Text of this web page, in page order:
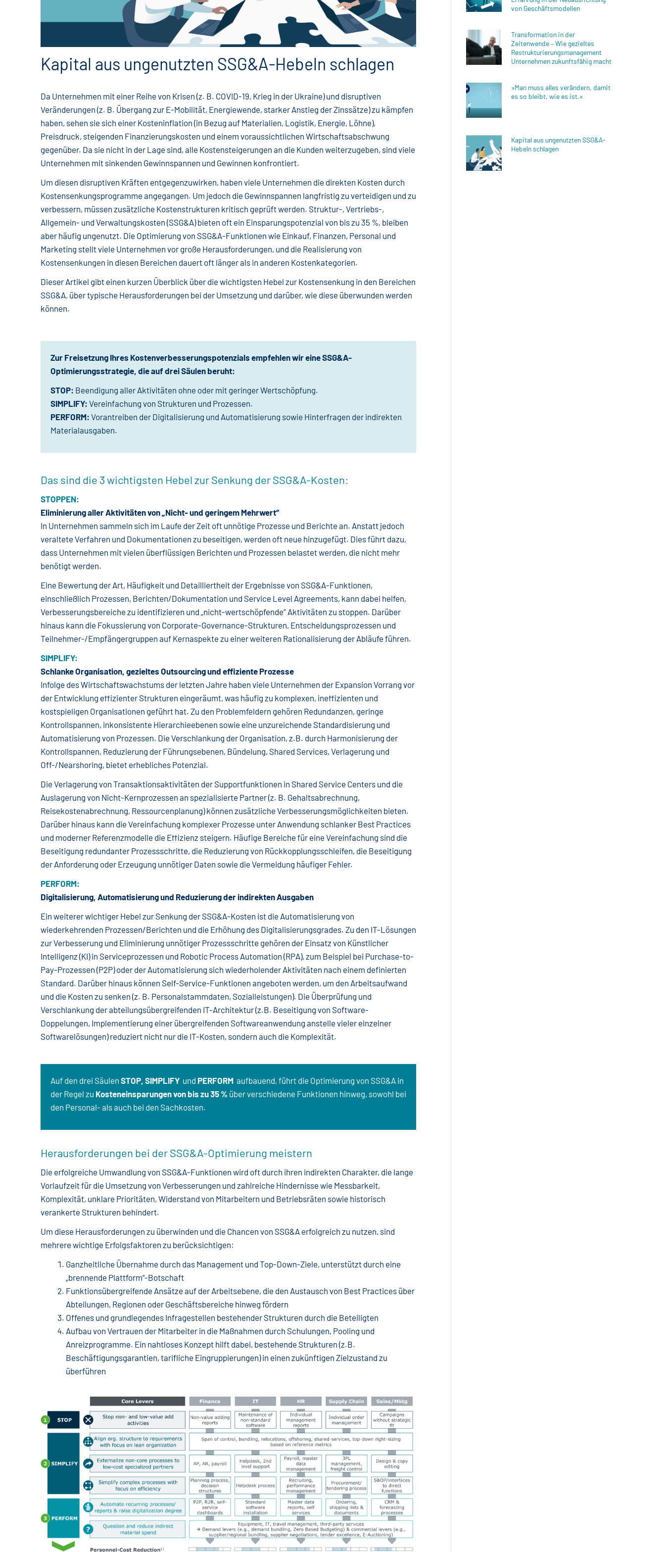
Kapital aus ungenutzten SSG&A-Hebeln schlagen
Da Unternehmen mit einer Reihe von Krisen (z. B. COVID-19, Krieg in der Ukraine) und disruptiven
Veränderungen (z. B. Übergang zur E-Mobilität, Energiewende, starker Anstieg der Zinssätze) zu kämpfen
haben, sehen sie sich einer Kosteninflation (in Bezug auf Materialien, Logistik, Energie, Löhne),
Preisdruck, steigenden Finanzierungskosten und einem voraussichtlichen Wirtschaftsabschwung
gegenüber. Da sie nicht in der Lage sind, alle Kostensteigerungen an die Kunden weiterzugeben, sind viele
Unternehmen mit sinkenden Gewinnspannen und Gewinnen konfrontiert.
Um diesen disruptiven Kräften entgegenzuwirken, haben viele Unternehmen die direkten Kosten durch
Kostensenkungsprogramme angegangen. Um jedoch die Gewinnspannen langfristig zu verteidigen und zu
verbessern, müssen zusätzliche Kostenstrukturen kritisch geprüft werden. Struktur-, Vertriebs-,
Allgemein- und Verwaltungskosten (SSG&A) bieten oft ein Einsparungspotenzial von bis zu 35 %, bleiben
aber häufig ungenutzt. Die Optimierung von SSG&A-Funktionen wie Einkauf, Finanzen, Personal und
Marketing stellt viele Unternehmen vor große Herausforderungen, und die Realisierung von
Kostensenkungen in diesen Bereichen dauert oft länger als in anderen Kostenkategorien.
Dieser Artikel gibt einen kurzen Überblick über die wichtigsten Hebel zur Kostensenkung in den Bereichen
SSG&A, über typische Herausforderungen bei der Umsetzung und darüber, wie diese überwunden werden
können.
Zur Freisetzung Ihres Kostenverbesserungspotenzials empfehlen wir eine SSG&A-
Optimierungsstrategie, die auf drei Säulen beruht:
STOP: Beendigung aller Aktivitäten ohne oder mit geringer Wertschöpfung.
SIMPLIFY: Vereinfachung von Strukturen und Prozessen.
PERFORM: Vorantreiben der Digitalisierung und Automatisierung sowie Hinterfragen der indirekten
Materialausgaben.
Das sind die 3 wichtigsten Hebel zur Senkung der SSG&A-Kosten:
STOPPEN:
Eliminierung aller Aktivitäten von „Nicht- und geringem Mehrwert“
In Unternehmen sammeln sich im Laufe der Zeit oft unnötige Prozesse und Berichte an. Anstatt jedoch
veraltete Verfahren und Dokumentationen zu beseitigen, werden oft neue hinzugefügt. Dies führt dazu,
dass Unternehmen mit vielen überflüssigen Berichten und Prozessen belastet werden, die nicht mehr
benötigt werden.
Eine Bewertung der Art, Häufigkeit und Detailliertheit der Ergebnisse von SSG&A-Funktionen,
einschließlich Prozessen, Berichten/Dokumentation und Service Level Agreements, kann dabei helfen,
Verbesserungsbereiche zu identifizieren und „nicht-wertschöpfende“ Aktivitäten zu stoppen. Darüber
hinaus kann die Fokussierung von Corporate-Governance-Strukturen, Entscheidungsprozessen und
Teilnehmer-/Empfängergruppen auf Kernaspekte zu einer weiteren Rationalisierung der Abläufe führen.
SIMPLIFY:
Schlanke Organisation, gezieltes Outsourcing und effiziente Prozesse
Infolge des Wirtschaftswachstums der letzten Jahre haben viele Unternehmen der Expansion Vorrang vor
der Entwicklung effizienter Strukturen eingeräumt, was häufig zu komplexen, ineffizienten und
kostspieligen Organisationen geführt hat. Zu den Problemfeldern gehören Redundanzen, geringe
Kontrollspannen, inkonsistente Hierarchieebenen sowie eine unzureichende Standardisierung und
Automatisierung von Prozessen. Die Verschlankung der Organisation, z.B. durch Harmonisierung der
Kontrollspannen, Reduzierung der Führungsebenen, Bündelung, Shared Services, Verlagerung und
Off-/Nearshoring, bietet erhebliches Potenzial.
Die Verlagerung von Transaktionsaktivitäten der Supportfunktionen in Shared Service Centers und die
Auslagerung von Nicht-Kernprozessen an spezialisierte Partner (z. B. Gehaltsabrechnung,
Reisekostenabrechnung, Ressourcenplanung) können zusätzliche Verbesserungsmöglichkeiten bieten.
Darüber hinaus kann die Vereinfachung komplexer Prozesse unter Anwendung schlanker Best Practices
und moderner Referenzmodelle die Effizienz steigern. Häufige Bereiche für eine Vereinfachung sind die
Beseitigung redundanter Prozessschritte, die Reduzierung von Rückkopplungsschleifen, die Beseitigung
der Anforderung oder Erzeugung unnötiger Daten sowie die Vermeidung häufiger Fehler.
PERFORM:
Digitalisierung, Automatisierung und Reduzierung der indirekten Ausgaben
Ein weiterer wichtiger Hebel zur Senkung der SSG&A-Kosten ist die Automatisierung von
wiederkehrenden Prozessen/Berichten und die Erhöhung des Digitalisierungsgrades. Zu den IT-Lösungen
zur Verbesserung und Eliminierung unnötiger Prozessschritte gehören der Einsatz von Künstlicher
Intelligenz (KI) in Serviceprozessen und Robotic Process Automation (RPA), zum Beispiel bei Purchase-to-
Pay-Prozessen (P2P) oder der Automatisierung sich wiederholender Aktivitäten nach einem definierten
Standard. Darüber hinaus können Self-Service-Funktionen angeboten werden, um den Arbeitsaufwand
und die Kosten zu senken (z. B. Personalstammdaten, Sozialleistungen). Die Überprüfung und
Verschlankung der abteilungsübergreifenden IT-Architektur (z.B. Beseitigung von Software-
Doppelungen, Implementierung einer übergreifenden Softwareanwendung anstelle vieler einzelner
Softwarelösungen) reduziert nicht nur die IT-Kosten, sondern auch die Komplexität.
Auf den drei Säulen STOP, SIMPLIFY und PERFORM aufbauend, führt die Optimierung von SSG&A in
der Regel zu Kosteneinsparungen von bis zu 35 % über verschiedene Funktionen hinweg, sowohl bei
den Personal- als auch bei den Sachkosten.
Herausforderungen bei der SSG&A-Optimierung meistern
Die erfolgreiche Umwandlung von SSG&A-Funktionen wird oft durch ihren indirekten Charakter, die lange
Vorlaufzeit für die Umsetzung von Verbesserungen und zahlreiche Hindernisse wie Messbarkeit,
Komplexität, unklare Prioritäten, Widerstand von Mitarbeitern und Betriebsräten sowie historisch
verankerte Strukturen behindert.
Um diese Herausforderungen zu überwinden und die Chancen von SSG&A erfolgreich zu nutzen, sind
mehrere wichtige Erfolgsfaktoren zu berücksichtigen:
Ganzheitliche Übernahme durch das Management und Top-Down-Ziele, unterstützt durch eine
„brennende Plattform“-Botschaft
Funktionsübergreifende Ansätze auf der Arbeitsebene, die den Austausch von Best Practices über
Abteilungen, Regionen oder Geschäftsbereiche hinweg fördern
Offenes und grundlegendes Infragestellen bestehender Strukturen durch die Beteiligten
Aufbau von Vertrauen der Mitarbeiter in die Maßnahmen durch Schulungen, Pooling und
Anreizprogramme. Ein nahtloses Konzept hilft dabei, bestehende Strukturen (z.B.
Beschäftigungsgarantien, tarifliche Eingruppierungen) in einen zukünftigen Zielzustand zu
überführen
von Geschäftsmodellen
Transformation in der
Zeitenwende – Wie gezieltes
Restrukturierungsmanagement
Unternehmen zukunftsfähig macht
»Man muss alles verändern, damit
es so bleibt, wie es ist.«
Kapital aus ungenutzten SSG&A-
Hebeln schlagen